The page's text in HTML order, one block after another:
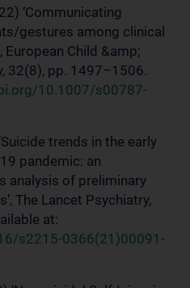
‘Communicating
gestures among clinical
European Child &amp;
32(8), pp. 1497–1506.
10.1007/s00787-
trends in the early
pandemic: an
analysis of preliminary
The Lancet Psychiatry,
at:
s2215-0366(21)00091-